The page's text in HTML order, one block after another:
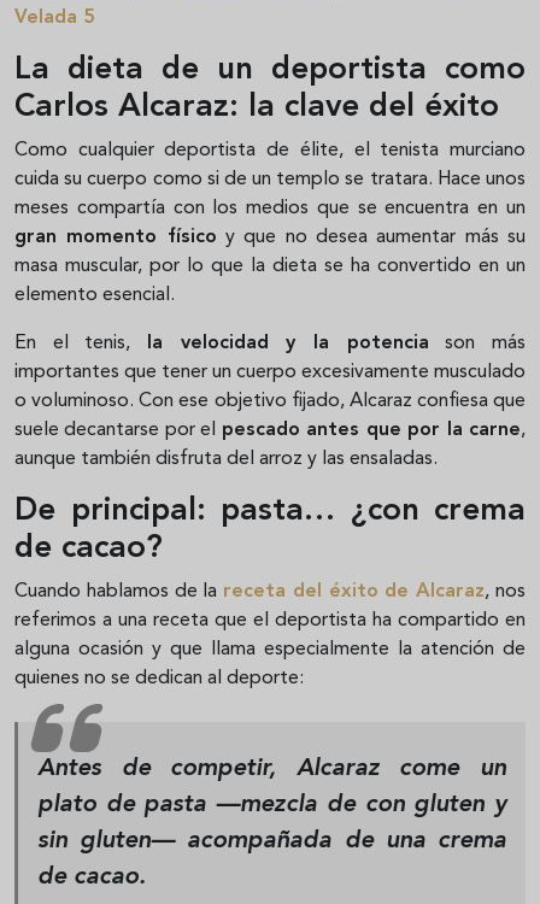
Velada 5
La dieta de un deportista como
Carlos Alcaraz: la clave del éxito
Como cualquier deportista de élite, el tenista murciano
cuida su cuerpo como si de un templo se tratara. Hace unos
meses compartía con los medios que se encuentra en un
gran momento físico y que no desea aumentar más su
masa muscular, por lo que la dieta se ha convertido en un
elemento esencial.
En el tenis, la velocidad y la potencia son más
importantes que tener un cuerpo excesivamente musculado
o voluminoso. Con ese objetivo fijado, Alcaraz confiesa que
suele decantarse por el pescado antes que por la carne,
aunque también disfruta del arroz y las ensaladas.
De principal: pasta… ¿con crema
de cacao?
Cuando hablamos de la receta del éxito de Alcaraz, nos
referimos a una receta que el deportista ha compartido en
alguna ocasión y que llama especialmente la atención de
quienes no se dedican al deporte:
Antes de competir, Alcaraz come un
plato de pasta —mezcla de con gluten y
sin gluten— acompañada de una crema
de cacao.